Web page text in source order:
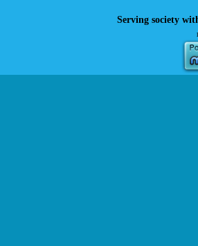
Serving society